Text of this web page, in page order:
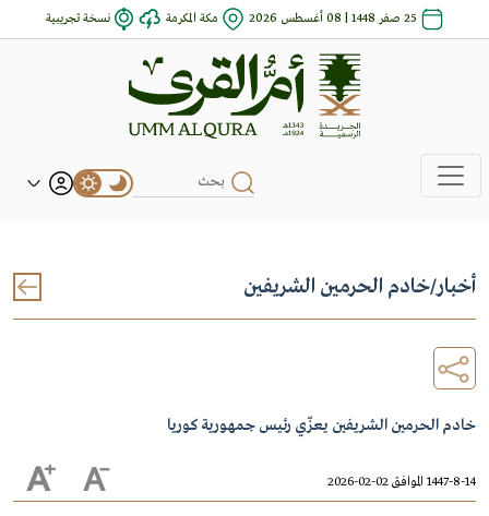
25 صفر 1448 | 08 أغسطس 2026 مكة المكرمة نسخة تجريبية
أخبار/خادم الحرمين الشريفين
خادم الحرمين الشريفين يعزّي رئيس جمهورية كوريا
1447-8-14 الموافق 02-02-2026